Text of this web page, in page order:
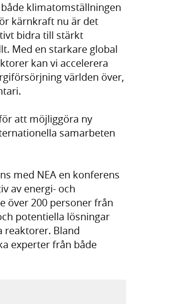
klimatomställningen
kärnkraft nu är det
bidra till stärkt
Med en starkare global
kan vi accelerera
världen över,
att möjliggöra ny
samarbeten
med NEA en konferens
av energi- och
över 200 personer från
potentiella lösningar
reaktorer. Bland
experter från både